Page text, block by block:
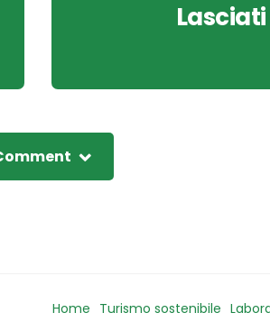
Home Turismo sostenibile